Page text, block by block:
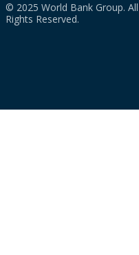
© 2025 World Bank Group. All
Rights Reserved.